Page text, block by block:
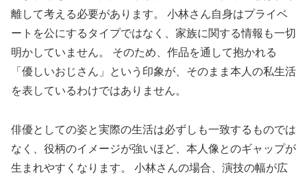
離して考える必要があります。 小林さん自身はプライベ
ートを公にするタイプではなく、家族に関する情報も一切
明かしていません。 そのため、作品を通して抱かれる
「優しいおじさん」という印象が、そのまま本人の私生活
を表しているわけではありません。
俳優としての姿と実際の生活は必ずしも一致するものでは
なく、役柄のイメージが強いほど、本人像とのギャップが
生まれやすくなります。 小林さんの場合、演技の幅が広